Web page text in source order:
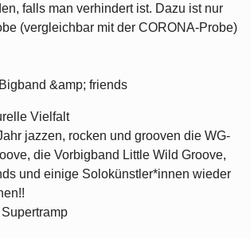
falls man verhindert ist. Dazu ist nur
(vergleichbar mit der CORONA-Probe)
&amp; friends
Vielfalt
jazzen, rocken und grooven die WG-
die Vorbigband Little Wild Groove,
und einige Solokünstler*innen wieder